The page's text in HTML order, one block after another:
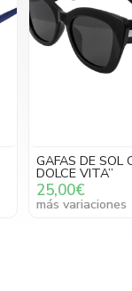
GAFAS DE SOL
DOLCE VITA”
25,00€
más variaciones